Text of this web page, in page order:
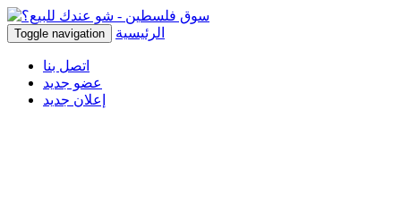
Toggle navigation الرئيسية
اتصل بنا
عضو جديد
إعلان جديد